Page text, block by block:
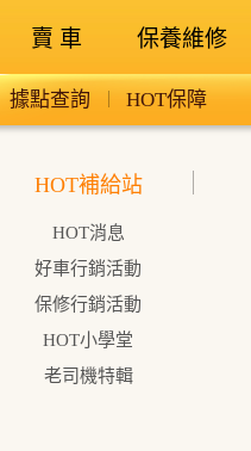
賣 車 保養維修
據點查詢 HOT保障
HOT補給站
HOT消息
好車行銷活動
保修行銷活動
HOT小學堂
老司機特輯